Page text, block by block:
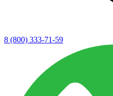
8 (800) 333-71-59